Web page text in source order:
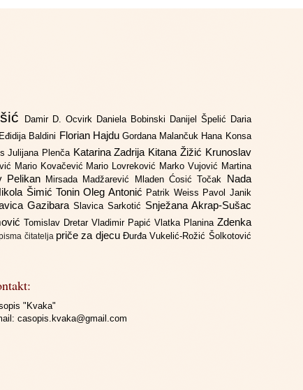
Damir D. Ocvirk Daniela Bobinski Danijel Špelić Daria
Eđidija Baldini Florian Hajdu Gordana Malančuk Hana Konsa
Julijana Plenča Katarina Zadrija Kitana Žižić Krunoslav
Mario Kovačević Mario Lovreković Marko Vujović Martina
Pelikan Mirsada Madžarević Mladen Ćosić Točak
Nada
Šimić ToninOleg Antonić Patrik Weiss Pavol Janik
GazibaraSlavica Sarkotić Snježana Akrap-Sušac
Tomislav Dretar Vladimir Papić Vlatka Planina Zdenka
čitatelja priče za djecu Đurđa Vukelić-Rožić Šolkotović
"Kvaka"
casopis.kvaka@gmail.com